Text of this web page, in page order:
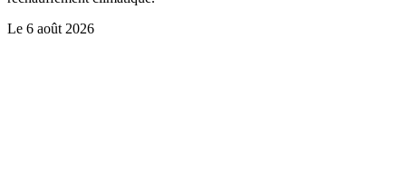
Le 6 août 2026